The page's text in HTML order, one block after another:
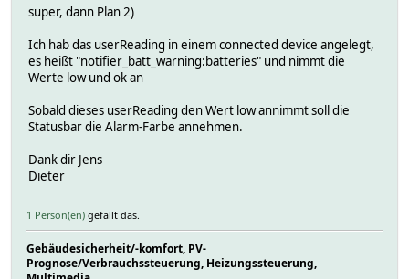
super, dann Plan 2)
Ich hab das userReading in einem connected device angelegt,
es heißt "notifier_batt_warning:batteries" und nimmt die
Werte low und ok an
Sobald dieses userReading den Wert low annimmt soll die
Statusbar die Alarm-Farbe annehmen.
Dank dir Jens
Dieter
1 Person(en) gefällt das.
Gebäudesicherheit/-komfort, PV-
Prognose/Verbrauchssteuerung, Heizungssteuerung,